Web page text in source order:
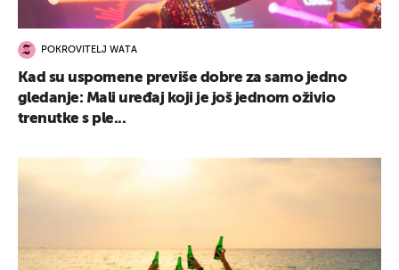
POKROVITELJ WATA
Kad su uspomene previše dobre za samo jedno
gledanje: Mali uređaj koji je još jednom oživio
trenutke s ple...